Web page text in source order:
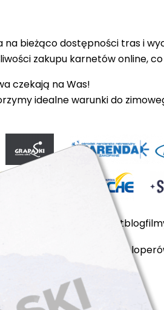
bieżąco dostępności tras i
zakupu karnetów online,
czekają na Was!
idealne warunki do
kontaktblog
dla